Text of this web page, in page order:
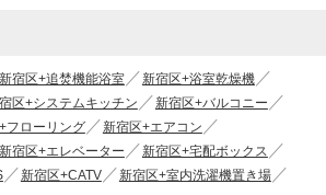
新宿区+追焚機能浴室
新宿区+浴室乾燥機
区+システムキッチン
新宿区+バルコニー
フローリング
新宿区+エアコン
新宿区+エレベーター
新宿区+宅配ボックス
新宿区+CATV
新宿区+室内洗濯機置き場